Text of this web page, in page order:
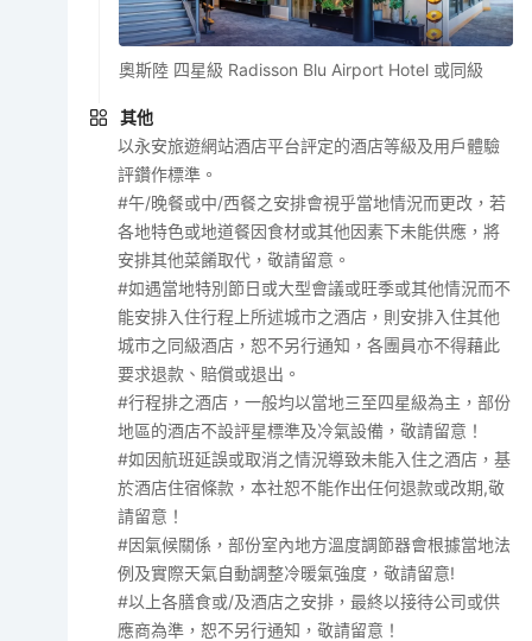
奧斯陸 四星級 Radisson Blu Airport Hotel 或同級
其他
以永安旅遊網站酒店平台評定的酒店等級及用戶體驗
評鑽作標準。
#午/晚餐或中/西餐之安排會視乎當地情況而更改，若
各地特色或地道餐因食材或其他因素下未能供應，將
安排其他菜餚取代，敬請留意。
#如遇當地特別節日或大型會議或旺季或其他情況而不
能安排入住行程上所述城市之酒店，則安排入住其他
城市之同級酒店，恕不另行通知，各團員亦不得藉此
要求退款、賠償或退出。
#行程排之酒店，一般均以當地三至四星級為主，部份
地區的酒店不設評星標準及冷氣設備，敬請留意！
#如因航班延誤或取消之情況導致未能入住之酒店，基
於酒店住宿條款，本社恕不能作出任何退款或改期,敬
請留意！
#因氣候關係，部份室內地方溫度調節器會根據當地法
例及實際天氣自動調整冷暖氣強度，敬請留意!
#以上各膳食或/及酒店之安排，最終以接待公司或供
應商為準，恕不另行通知，敬請留意！